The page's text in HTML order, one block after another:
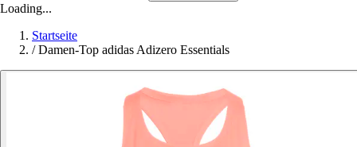
Loading...
Startseite
/ Damen-Top adidas Adizero Essentials